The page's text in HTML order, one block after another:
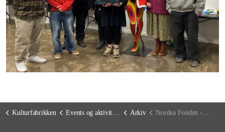
Kulturfabrikken Events og aktiviteter Arkiv Nordea Fonden - Vi støtter gode liv :)